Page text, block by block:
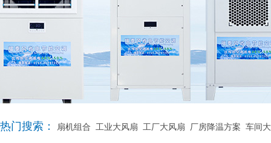
热门搜索： 扇机组合 工业大风扇 工厂大风扇 厂房降温方案 车间